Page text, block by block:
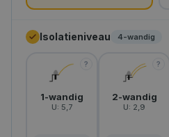
rond-160
rond-180
rond-200
Isolatieniveau 4-wandig
?
1-wandig
U: 5,7
?
2-wandig
U: 2,9